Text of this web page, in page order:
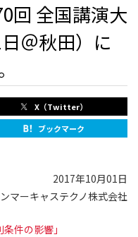
回 全国講演大
＠秋田）に
X（Twitter）
ブックマーク
2017年10月01日
マーキャステクノ株式会社
件の影響」